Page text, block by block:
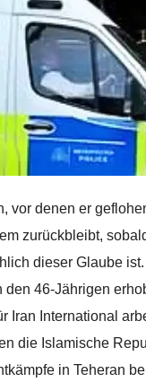
vor denen er
zurückbleibt,
dieser Glaube
46-Jährigen
Iran International
die Islamische
in Teheran